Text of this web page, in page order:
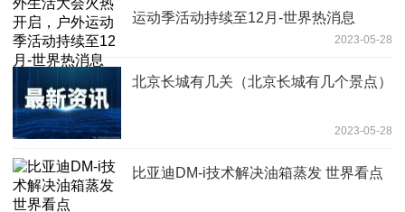
运动季活动持续至12月-世界热消息
2023-05-28
北京长城有几关（北京长城有几个景点）
2023-05-28
比亚迪DM-i技术解决油箱蒸发 世界看点